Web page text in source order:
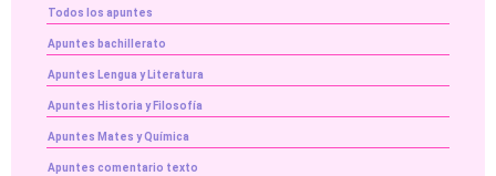
Todos los apuntes
Apuntes bachillerato
Apuntes Lengua y Literatura
Apuntes Historia y Filosofía
Apuntes Mates y Química
Apuntes comentario texto